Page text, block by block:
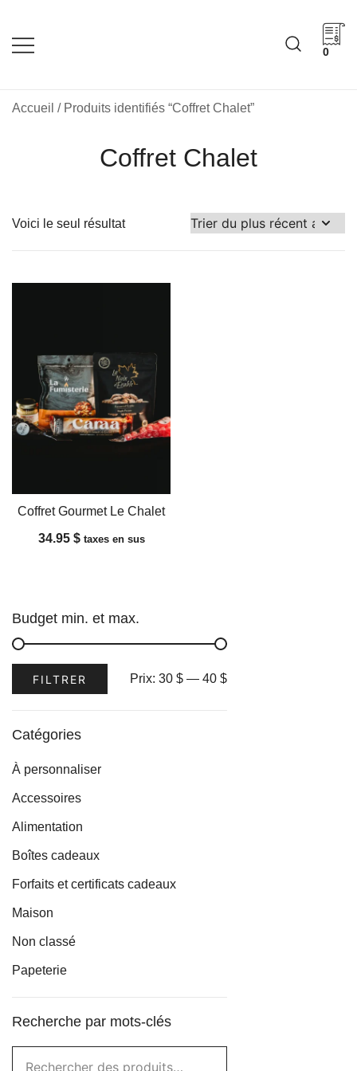
content
0
Accueil / Produits identifiés “Coffret Chalet”
Coffret Chalet
Voici le seul résultat
Coffret Gourmet Le Chalet
34.95 $ taxes en sus
Budget min. et max.
FILTRER Prix: 30 $ — 40 $
Catégories
À personnaliser
Accessoires
Alimentation
Boîtes cadeaux
Forfaits et certificats cadeaux
Maison
Non classé
Papeterie
Recherche par mots-clés